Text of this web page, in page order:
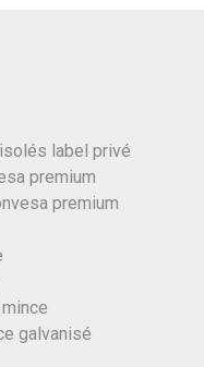
label privé
premium
premium
galvanisé